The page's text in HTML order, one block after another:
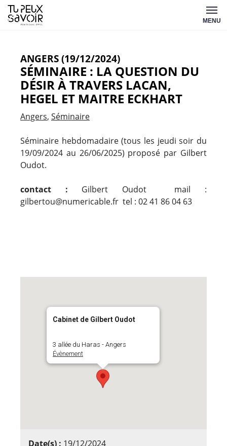
Aller
au
MENU
ANGERS (19/12/2024)
SÉMINAIRE : LA QUESTION DU
DÉSIR À TRAVERS LACAN,
HEGEL ET MAITRE ECKHART
Angers Séminaire
Séminaire hebdomadaire (tous les jeudi soir du
19/09/2024 au 26/06/2025) proposé par Gilbert
Oudot.
contact : Gilbert Oudot mail :
gilbertou@numericable.fr tel : 02 41 86 04 63
Cabinet de Gilbert Oudot
3 allée du Haras - Angers
Évènement
Date(s) : 19/12/2024